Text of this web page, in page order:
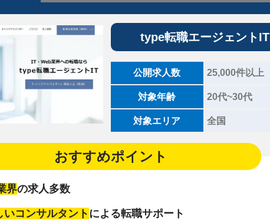
type転職エージェントIT
公開求人数 25,000件以上
対象年齢 20代~30代
対象エリア 全国
おすすめポイント
界の求人多数
いコンサルタント による転職サポート